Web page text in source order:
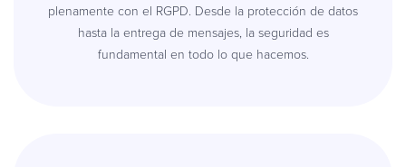
plenamente con el RGPD. Desde la protección de datos
hasta la entrega de mensajes, la seguridad es
fundamental en todo lo que hacemos.